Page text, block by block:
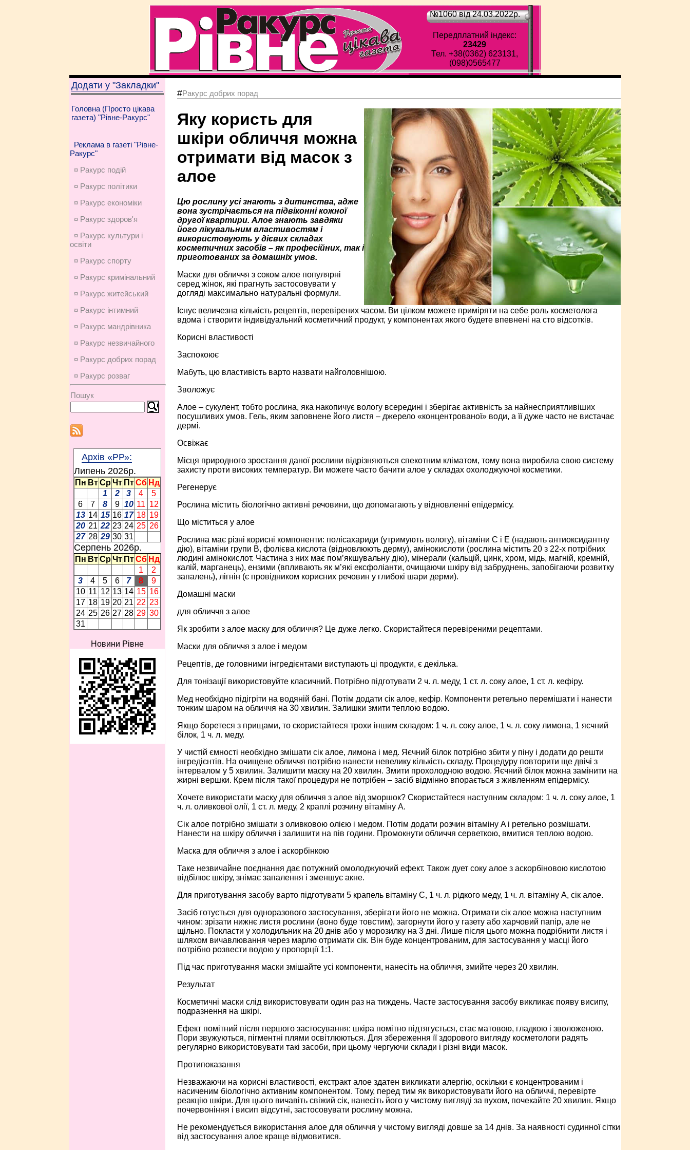
№1060 від 24.03.2022p.
Передплатний індекс:
23429
Тел. +38(0362) 623131,
(098)0565477
Додати у "Закладки"
Головна (Просто цікава
газета) "Рівне-Ракурс"
Реклама в газеті "Рівне-
Ракурс"
¤ Ракурс подій
¤ Ракурс політики
¤ Ракурс економiки
¤ Ракурс здоров'я
¤ Ракурс культури і
освіти
¤ Ракурс спорту
¤ Ракурс кримінальний
¤ Ракурс житейський
¤ Ракурс інтимний
¤ Ракурс мандрівника
¤ Ракурс незвичайного
¤ Ракурс добрих порад
¤ Ракурс розваг
Пошук
Архів «РР»:
Липень 2026p.
Пн Вт Ср Чт Пт Сб Нд
1
2 3 4
5
6
7 8 9 10 11 12
13 14 15 16 17 18 19
20 21 22 23 24 25 26
27 28 29 30 31
Серпень 2026p.
Пн Вт Ср Чт Пт Сб Нд
1
2
3
4 5 6 7 8
9
10 11 12 13 14 15 16
17 18 19 20 21 22 23
24 25 26 27 28 29 30
31
Новини Рівне
#Ракурс добрих порад
Яку користь для
шкіри обличчя можна
отримати від масок з
алое
Цю рослину усі знають з дитинства, адже
вона зустрічається на підвіконні кожної
другої квартири. Алое знають завдяки
його лікувальним властивостям і
використовують у дієвих складах
косметичних засобів – як професійних, так і
приготованих за домашніх умов.
Маски для обличчя з соком алое популярні
серед жінок, які прагнуть застосовувати у
догляді максимально натуральні формули.
Існує величезна кількість рецептів, перевірених часом. Ви цілком можете приміряти на себе роль косметолога
вдома і створити індивідуальний косметичний продукт, у компонентах якого будете впевнені на сто відсотків.
Корисні властивості
Заспокоює
Мабуть, цю властивість варто назвати найголовнішою.
Зволожує
Алое – сукулент, тобто рослина, яка накопичує вологу всередині і зберігає активність за найнесприятливіших
посушливих умов. Гель, яким заповнене його листя – джерело «концентрованої» води, а її дуже часто не вистачає
дермі.
Освіжає
Місця природного зростання даної рослини відрізняються спекотним кліматом, тому вона виробила свою систему
захисту проти високих температур. Ви можете часто бачити алое у складах охолоджуючої косметики.
Регенерує
Рослина містить біологічно активні речовини, що допомагають у відновленні епідермісу.
Що міститься у алое
Рослина має різні корисні компоненти: полісахариди (утримують вологу), вітаміни С і Е (надають антиоксидантну
дію), вітаміни групи В, фолієва кислота (відновлюють дерму), амінокислоти (рослина містить 20 з 22-х потрібних
людині амінокислот. Частина з них має пом’якшувальну дію), мінерали (кальцій, цинк, хром, мідь, магній, кремній,
калій, марганець), ензими (впливають як м’які ексфоліанти, очищаючи шкіру від забруднень, запобігаючи розвитку
запалень), лігнін (є провідником корисних речовин у глибокі шари дерми).
Домашні маски
для обличчя з алое
Як зробити з алое маску для обличчя? Це дуже легко. Скористайтеся перевіреними рецептами.
Маски для обличчя з алое і медом
Рецептів, де головними інгредієнтами виступають ці продукти, є декілька.
Для тонізації використовуйте класичний. Потрібно підготувати 2 ч. л. меду, 1 ст. л. соку алое, 1 ст. л. кефіру.
Мед необхідно підігріти на водяній бані. Потім додати сік алое, кефір. Компоненти ретельно перемішати і нанести
тонким шаром на обличчя на 30 хвилин. Залишки змити теплою водою.
Якщо боретеся з прищами, то скористайтеся трохи іншим складом: 1 ч. л. соку алое, 1 ч. л. соку лимона, 1 яєчний
білок, 1 ч. л. меду.
У чистій ємності необхідно змішати сік алое, лимона і мед. Яєчний білок потрібно збити у піну і додати до решти
інгредієнтів. На очищене обличчя потрібно нанести невелику кількість складу. Процедуру повторити ще двічі з
інтервалом у 5 хвилин. Залишити маску на 20 хвилин. Змити прохолодною водою. Яєчний білок можна замінити на
жирні вершки. Крем після такої процедури не потрібен – засіб відмінно впорається з живленням епідермісу.
Хочете використати маску для обличчя з алое від зморшок? Скористайтеся наступним складом: 1 ч. л. соку алое, 1
ч. л. оливкової олії, 1 ст. л. меду, 2 краплі розчину вітаміну А.
Сік алое потрібно змішати з оливковою олією і медом. Потім додати розчин вітаміну A і ретельно розмішати.
Нанести на шкіру обличчя і залишити на пів години. Промокнути обличчя серветкою, вмитися теплою водою.
Маска для обличчя з алое і аскорбінкою
Таке незвичайне поєднання дає потужний омолоджуючий ефект. Також дует соку алое з аскорбіновою кислотою
відбілює шкіру, знімає запалення і зменшує акне.
Для приготування засобу варто підготувати 5 крапель вітаміну С, 1 ч. л. рідкого меду, 1 ч. л. вітаміну А, сік алое.
Засіб готується для одноразового застосування, зберігати його не можна. Отримати сік алое можна наступним
чином: зрізати нижнє листя рослини (воно буде товстим), загорнути його у газету або харчовий папір, але не
щільно. Покласти у холодильник на 20 днів або у морозилку на 3 дні. Лише після цього можна подрібнити листя і
шляхом вичавлювання через марлю отримати сік. Він буде концентрованим, для застосування у масці його
потрібно розвести водою у пропорції 1:1.
Під час приготування маски змішайте усі компоненти, нанесіть на обличчя, змийте через 20 хвилин.
Результат
Косметичні маски слід використовувати один раз на тиждень. Часте застосування засобу викликає появу висипу,
подразнення на шкірі.
Ефект помітний після першого застосування: шкіра помітно підтягується, стає матовою, гладкою і зволоженою.
Пори звужуються, пігментні плями освітлюються. Для збереження її здорового вигляду косметологи радять
регулярно використовувати такі засоби, при цьому чергуючи склади і різні види масок.
Протипоказання
Незважаючи на корисні властивості, екстракт алое здатен викликати алергію, оскільки є концентрованим і
насиченим біологічно активним компонентом. Тому, перед тим як використовувати його на обличчі, перевірте
реакцію шкіри. Для цього вичавіть свіжий сік, нанесіть його у чистому вигляді за вухом, почекайте 20 хвилин. Якщо
почервоніння і висип відсутні, застосовувати рослину можна.
Не рекомендується використання алое для обличчя у чистому вигляді довше за 14 днів. За наявності судинної сітки
від застосування алое краще відмовитися.